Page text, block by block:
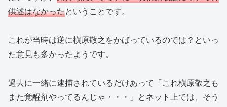
供述はなかったということです。
これが当時は逆に槇原敬之をかばっているのでは？といっ
た意見も多かったようです。
過去に一緒に逮捕されているだけあって「これ槇原敬之も
また覚醒剤やってるんじゃ・・・」とネット上では、そう